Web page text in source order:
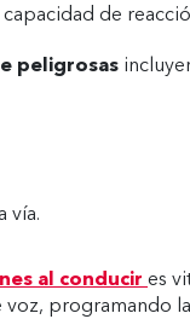
de
peligrosas
vía.
al conducir es
programando la